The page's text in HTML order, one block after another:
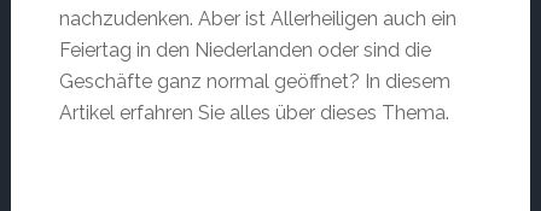
nachzudenken. Aber ist Allerheiligen auch ein
Feiertag in den Niederlanden oder sind die
Geschäfte ganz normal geöffnet? In diesem
Artikel erfahren Sie alles über dieses Thema.